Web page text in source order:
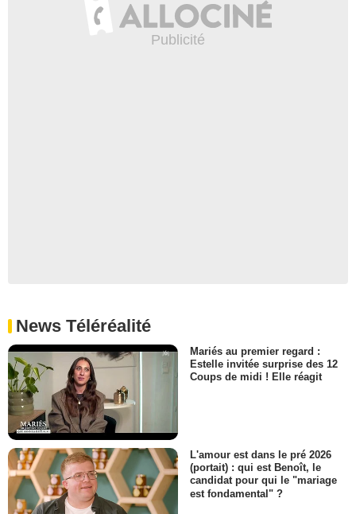
News Téléréalité
Mariés au premier regard :
Estelle invitée surprise des 12
Coups de midi ! Elle réagit
L'amour est dans le pré 2026
(portait) : qui est Benoît, le
candidat pour qui le "mariage
est fondamental" ?